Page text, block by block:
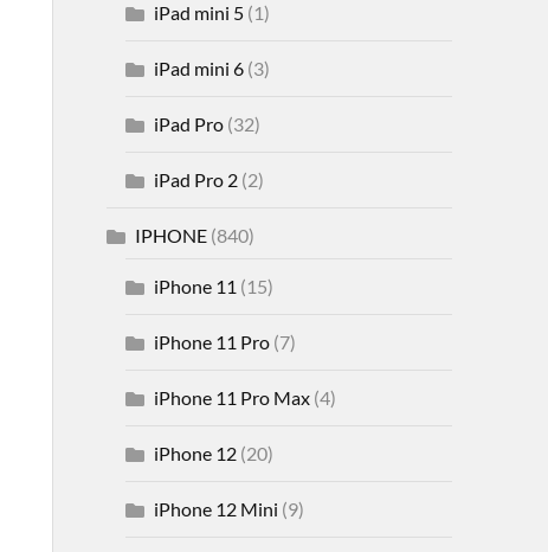
iPad mini 5(1)
iPad mini 6(3)
iPad Pro(32)
iPad Pro 2(2)
IPHONE(840)
iPhone 11 (15)
iPhone 11 Pro(7)
iPhone 11 Pro Max(4)
iPhone 12(20)
iPhone 12 Mini (9)